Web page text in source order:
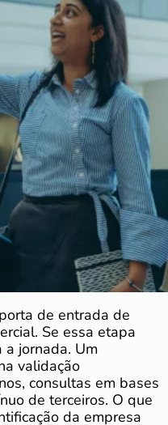
de entrada de
Se essa etapa
a jornada. Um
validação
consultas em bases
de terceiros. O que
da empresa